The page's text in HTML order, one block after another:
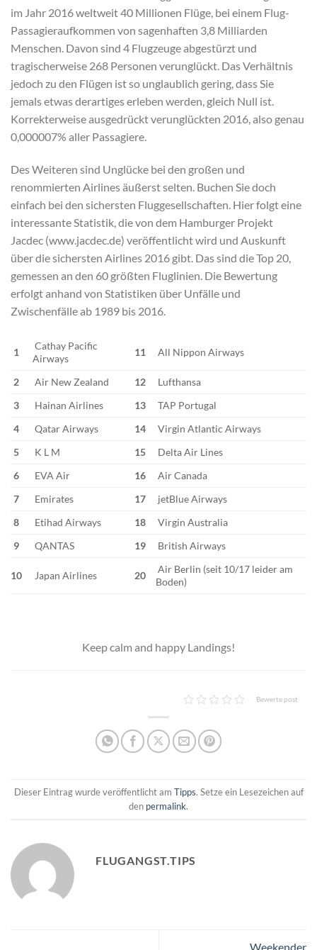
im Jahr 2016 weltweit 40 Millionen Flüge, bei einem Flug-
Passagieraufkommen von sagenhaften 3,8 Milliarden
Menschen. Davon sind 4 Flugzeuge abgestürzt und
tragischerweise 268 Personen verunglückt. Das Verhältnis
jedoch zu den Flügen ist so unglaublich gering, dass Sie
jemals etwas derartiges erleben werden, gleich Null ist.
Korrekterweise ausgedrückt verunglückten 2016, also genau
0,000007% aller Passagiere.
Des Weiteren sind Unglücke bei den großen und
renommierten Airlines äußerst selten. Buchen Sie doch
einfach bei den sichersten Fluggesellschaften. Hier folgt eine
interessante Statistik, die von dem Hamburger Projekt
Jacdec (www.jacdec.de) veröffentlicht wird und Auskunft
über die sichersten Airlines 2016 gibt. Das sind die Top 20,
gemessen an den 60 größten Fluglinien. Die Bewertung
erfolgt anhand von Statistiken über Unfälle und
Zwischenfälle ab 1989 bis 2016.
1
Cathay Pacific
Airways
11 All Nippon Airways
2 Air New Zealand 12
Lufthansa
3
Hainan Airlines 13
TAP Portugal
4
Qatar Airways 14
Virgin Atlantic Airways
5
K L M 15
Delta Air Lines
6
EVA Air 16
Air Canada
7
Emirates 17
jetBlue Airways
8
Etihad Airways 18
Virgin Australia
9
QANTAS 19 British Airways
10 Japan Airlines 20
Air Berlin (seit 10/17 leider am
Boden)
Keep calm and happy Landings!
Bewerte post
Dieser Eintrag wurde veröffentlicht am Tipps. Setze ein Lesezeichen auf
den permalink.
FLUGANGST.TIPS
Weekender